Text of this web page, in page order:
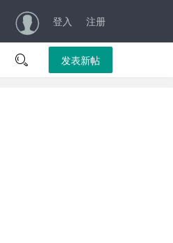
登入 注册
 发表新帖